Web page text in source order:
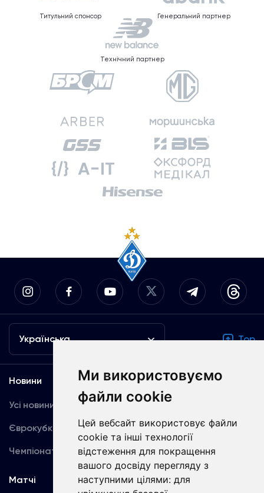
Ми використовуємо
файли cookie
Цей вебсайт використовує файли
cookie та інші технології
відстеження для покращення
вашого досвіду перегляду з
наступними цілями: для
Титульний спонсор Генеральний партнер
Технічний партнер
Українська Top
Новини
Усі новини
Єврокубки
Чемпіонат України
Медіа
Динамо TV
Фотогалерея
Акредитація
Матчі Команда